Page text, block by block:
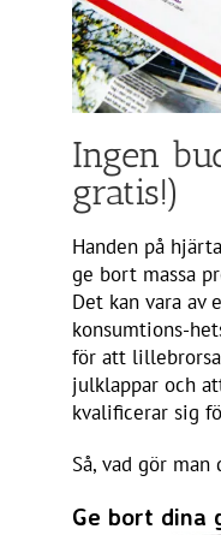
Ingen
gratis!)
Handen på
ge bort massa
Det kan vara av
konsumtions-
för att
julklappar och
kvalificerar sig
Så, vad gör man
Ge bort dina